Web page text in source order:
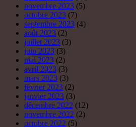
novembre 2023 (5)
octobre 2023 (7)
septembre 2023 (4)
août 2023 (2)
juillet 2023 (3)
juin 2023 (3)
mai 2023 (2)
avril 2023 (3)
mars 2023 (3)
février 2023 (2)
janvier 2023 (3)
décembre 2022 (12)
novembre 2022 (2)
octobre 2022 (5)